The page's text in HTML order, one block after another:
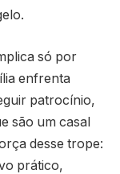
só por
enfrenta
patrocínio,
são um casal
desse trope:
prático,